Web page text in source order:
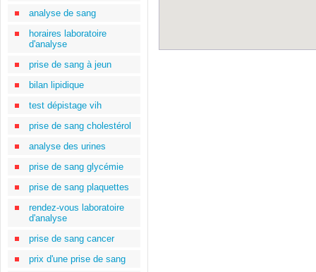
analyse de sang
horaires laboratoire
d'analyse
prise de sang à jeun
bilan lipidique
test dépistage vih
prise de sang cholestérol
analyse des urines
prise de sang glycémie
prise de sang plaquettes
rendez-vous laboratoire
d'analyse
prise de sang cancer
prix d'une prise de sang